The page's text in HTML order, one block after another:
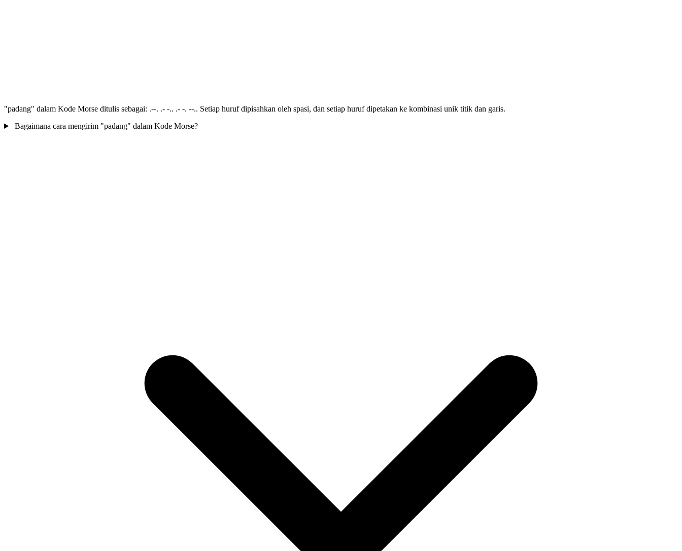
"padang" dalam Kode Morse ditulis sebagai: .--. .- -.. .- -. --.. Setiap huruf dipisahkan oleh spasi, dan setiap huruf dipetakan ke kombinasi unik titik dan garis.
Bagaimana cara mengirim "padang" dalam Kode Morse?